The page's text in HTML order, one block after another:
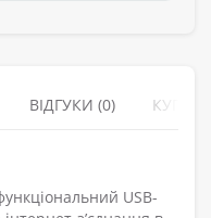
ВІДГУКИ (0)
USB-